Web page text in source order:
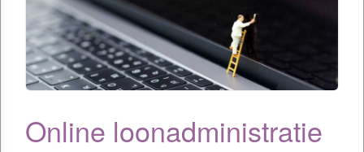
Online loonadministratie